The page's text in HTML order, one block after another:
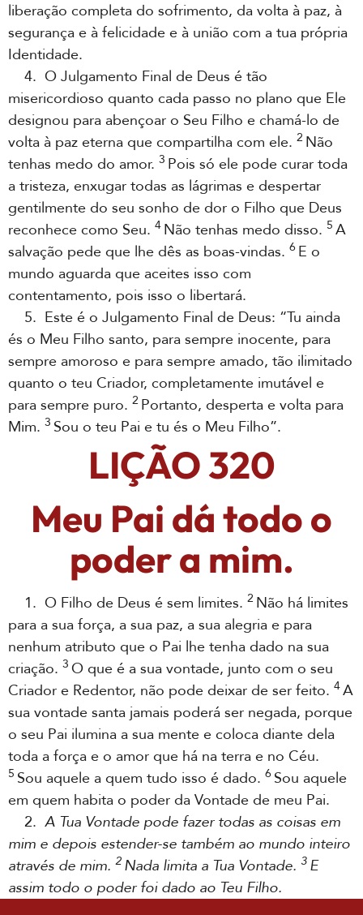
liberação completa do sofrimento, da volta à paz, à
segurança e à felicidade e à união com a tua própria
Identidade.
4. O Julgamento Final de Deus é tão
misericordioso quanto cada passo no plano que Ele
designou para abençoar o Seu Filho e chamá-lo de
volta à paz eterna que compartilha com ele. 2 Não
tenhas medo do amor. 3 Pois só ele pode curar toda
a tristeza, enxugar todas as lágrimas e despertar
gentilmente do seu sonho de dor o Filho que Deus
reconhece como Seu. 4 Não tenhas medo disso. 5 A
salvação pede que lhe dês as boas-vindas. 6 E o
mundo aguarda que aceites isso com
contentamento, pois isso o libertará.
5. Este é o Julgamento Final de Deus: “Tu ainda
és o Meu Filho santo, para sempre inocente, para
sempre amoroso e para sempre amado, tão ilimitado
quanto o teu Criador, completamente imutável e
para sempre puro. 2 Portanto, desperta e volta para
Mim. 3 Sou o teu Pai e tu és o Meu Filho”.
LIÇÃO 320
Meu Pai dá todo o
poder a mim.
1. O Filho de Deus é sem limites. 2 Não há limites
para a sua força, a sua paz, a sua alegria e para
nenhum atributo que o Pai lhe tenha dado na sua
criação. 3 O que é a sua vontade, junto com o seu
Criador e Redentor, não pode deixar de ser feito. 4A
sua vontade santa jamais poderá ser negada, porque
o seu Pai ilumina a sua mente e coloca diante dela
toda a força e o amor que há na terra e no Céu.
5 Sou aquele a quem tudo isso é dado. 6 Sou aquele
em quem habita o poder da Vontade de meu Pai.
2. A Tua Vontade pode fazer todas as coisas em
mim e depois estender-se também ao mundo inteiro
através de mim. 2 Nada limita a Tua Vontade. 3 E
assim todo o poder foi dado ao Teu Filho.